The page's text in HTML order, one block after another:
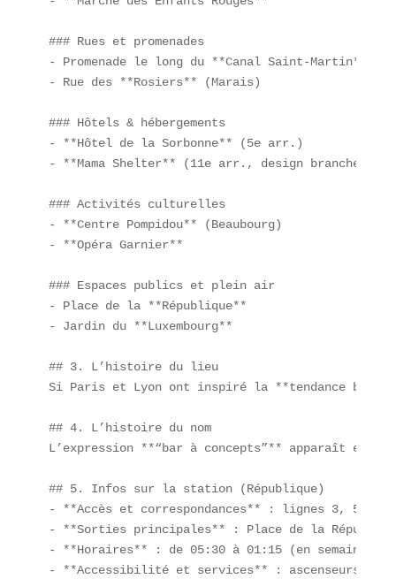
### Rues et promenades
- Promenade le long du **Canal Saint-Martin**
- Rue des **Rosiers** (Marais)
### Hôtels & hébergements
- **Hôtel de la Sorbonne** (5e arr.)
- **Mama Shelter** (11e arr., design branché)
### Activités culturelles
- **Centre Pompidou** (Beaubourg)
- **Opéra Garnier**
### Espaces publics et plein air
- Place de la **République**
- Jardin du **Luxembourg**
## 3. L’histoire du lieu
Si Paris et Lyon ont inspiré la **tendance bars à
## 4. L’histoire du nom
L’expression **“bar à concepts”** apparaît en
## 5. Infos sur la station (République)
- **Accès et correspondances** : lignes 3, 5,
- **Sorties principales** : Place de la
- **Horaires** : de 05:30 à 01:15 (en semaine),
- **Accessibilité et services** : ascenseurs